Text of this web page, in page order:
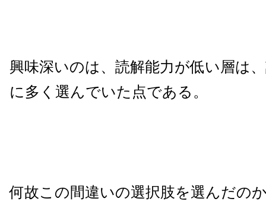
興味深いのは、読解能力が低い層は
に多く選んでいた点である。
何故この間違いの選択肢を選んだの